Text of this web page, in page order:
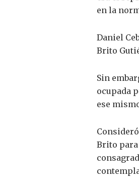
en la
Daniel
Brito
Sin
ocupada
ese
Brito